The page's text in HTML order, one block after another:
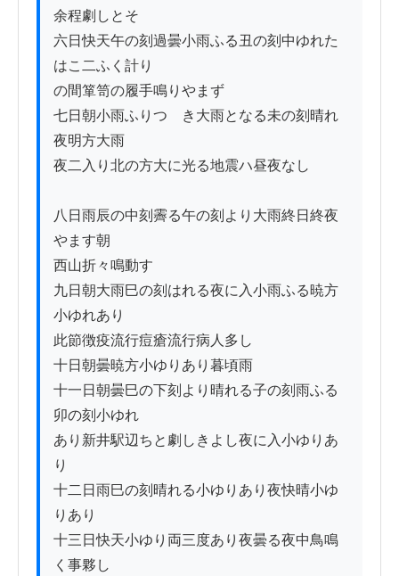
余程劇しとそ
六日快天午の刻過曇小雨ふる丑の刻中ゆれた
はこ二ふく計り
の間箪笥の履手鳴りやまず
七日朝小雨ふりつゝき大雨となる未の刻晴れ
夜明方大雨
夜二入り北の方大に光る地震ハ昼夜なし
八日雨辰の中刻霽る午の刻より大雨終日終夜
やます朝ゟ
西山折々鳴動す
九日朝大雨巳の刻はれる夜に入小雨ふる暁方
小ゆれあり
此節徴疫流行痘瘡流行病人多し
十日朝曇暁方小ゆりあり暮頃雨
十一日朝曇巳の下刻より晴れる子の刻雨ふる
卯の刻小ゆれ
あり新井駅辺ちと劇しきよし夜に入小ゆりあ
り
十二日雨巳の刻晴れる小ゆりあり夜快晴小ゆ
りあり
十三日快天小ゆり両三度あり夜曇る夜中鳥鳴
く事夥し